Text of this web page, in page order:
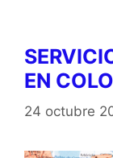
EN
24 octubre